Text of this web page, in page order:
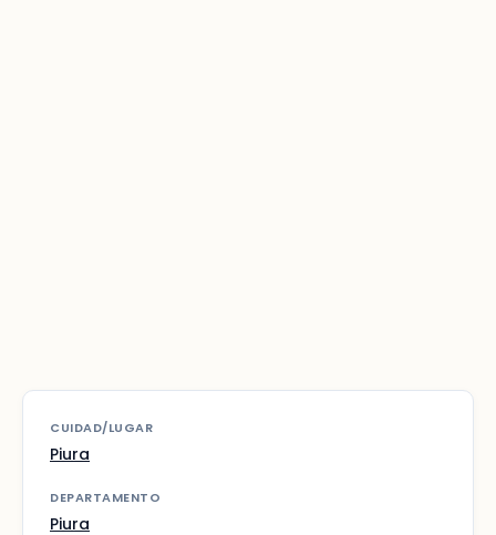
CUIDAD/LUGAR
Piura
DEPARTAMENTO
Piura